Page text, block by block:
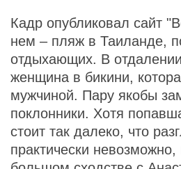
Кадр опубликовал сайт
нем – пляж в Таиланде,
отдыхающих. В
женщина в бикини,
мужчиной. Пару якобы
поклонники. Хотя
стоит так далеко, что
практически